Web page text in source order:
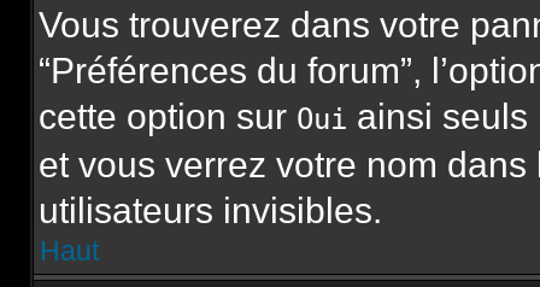
Vous trouverez dans votre
“Préférences du forum”,
cette option sur Oui ainsi seuls
et vous verrez votre nom
utilisateurs invisibles.
Haut